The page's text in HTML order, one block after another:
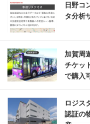
日野コ
タ分析
加賀周
チケッ
で購入
ロジス
認証の